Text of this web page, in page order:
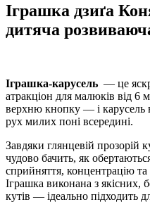
Іграшка дзиґа
дитяча
Іграшка-карусель — це
атракціон для малюків від 6
верхню кнопку — і карусель
рух милих поні всередині.
Завдяки глянцевій прозорій
чудово бачить, як
сприйняття, концентрацію
Іграшка виконана з якісних,
кутів — ідеально підходить